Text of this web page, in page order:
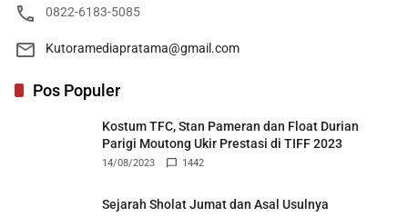
0822-6183-5085
Kutoramediapratama@gmail.com
Pos Populer
Kostum TFC, Stan Pameran dan Float Durian
Parigi Moutong Ukir Prestasi di TIFF 2023
14/08/2023 1442
Sejarah Sholat Jumat dan Asal Usulnya